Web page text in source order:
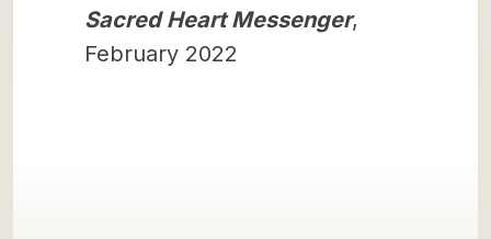
Sacred Heart Messenger,
February 2022